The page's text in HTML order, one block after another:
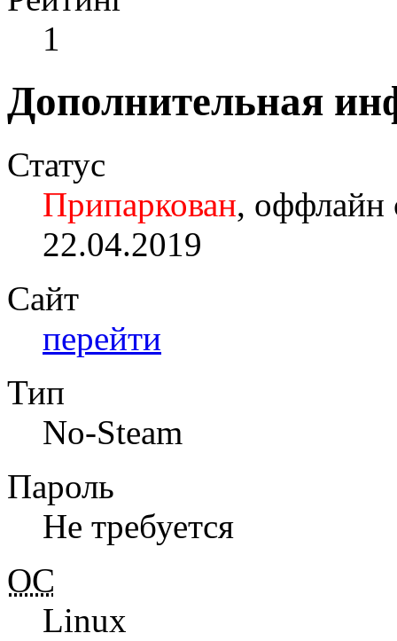
1
Дополнительная
Статус
Припаркован, оффлайн
22.04.2019
Сайт
перейти
Тип
No-Steam
Пароль
Не требуется
ОС
Linux